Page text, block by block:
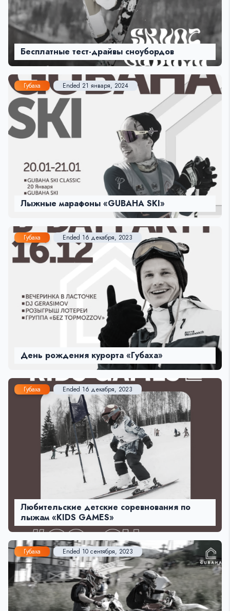
Бесплатные тест-драйвы сноубордов
Губаха Ended 21 января, 2024
Лыжные марафоны «GUBAHA SKI»
Губаха Ended 16 декабря, 2023
День рождения курорта «Губаха»
Губаха Ended 16 декабря, 2023
Любительские детские соревнования по
лыжам «KIDS GAMES»
Губаха Ended 10 сентября, 2023